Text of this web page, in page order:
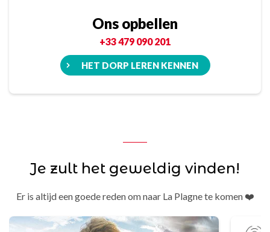
Ons opbellen
+33 479 090 201
HET DORP LEREN KENNEN
Je zult het geweldig vinden!
Er is altijd een goede reden om naar La Plagne te komen ❤️